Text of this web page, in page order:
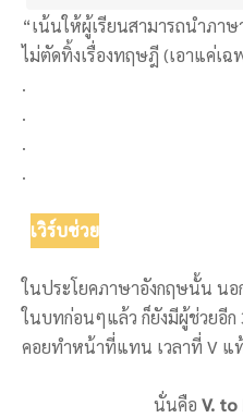
“เน้นให้ผู้เรียนสามารถนำภา
ไม่ตัดทิ้งเรื่องทฤษฎี (เอาแค่เฉ
.
.
.
.
เวิร์บช่วย
ในประโยคภาษาอังกฤษนั้น นอ
ในบทก่อนๆแล้ว ก็ยังมีผู้ช่วยอีก
คอยทำหน้าที่แทน เวลาที่ V แ
นั่นคือ V. to